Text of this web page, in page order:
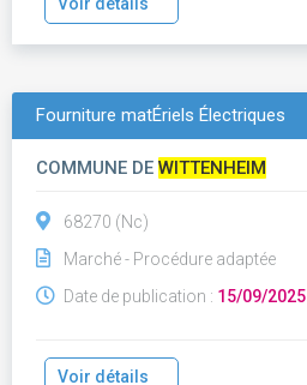
Fourniture matÉriels Électriques
COMMUNE DE WITTENHEIM
68270 (Nc)
Marché - Procédure adaptée
Date de publication : 15/09/2025
Voir détails